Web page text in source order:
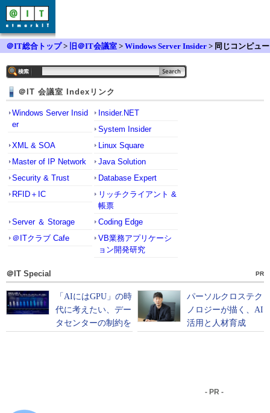
＠IT総合トップ> 旧＠IT会議室 > Windows Server Insider > 同じコンピュー
＠IT 会議室 Indexリンク
Windows Server Insid
er
Insider.NET
System Insider
XML & SOA
Linux Square
Master of IP Network
Java Solution
Security & Trust
Database Expert
RFID＋IC
リッチクライアント &
帳票
Server ＆ Storage
Coding Edge
＠ITクラブ Cafe
VB業務アプリケーシ
ョン開発研究
＠IT Special PR
- PR -